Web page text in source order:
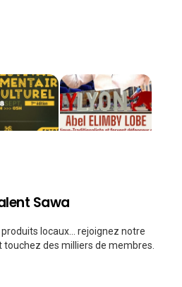
Sawa
locaux... rejoignez notre
des milliers de membres.